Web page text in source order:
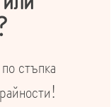
стъпка